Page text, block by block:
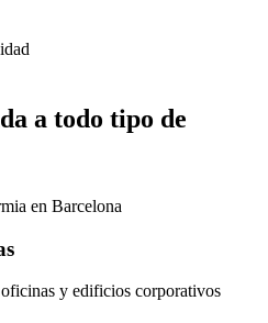
a todo tipo de
y edificios corporativos